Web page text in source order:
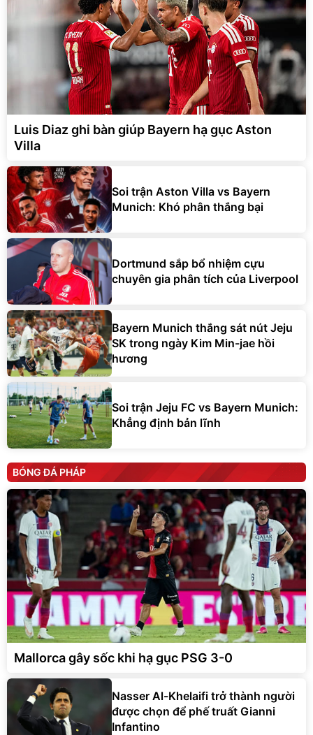
Luis Diaz ghi bàn giúp Bayern hạ gục Aston
Villa
Soi trận Aston Villa vs Bayern
Munich: Khó phân thắng bại
Dortmund sắp bổ nhiệm cựu
chuyên gia phân tích của Liverpool
Bayern Munich thắng sát nút Jeju
SK trong ngày Kim Min-jae hồi
hương
Soi trận Jeju FC vs Bayern Munich:
Khẳng định bản lĩnh
BÓNG ĐÁ PHÁP
Mallorca gây sốc khi hạ gục PSG 3-0
Nasser Al-Khelaifi trở thành người
được chọn để phế truất Gianni
Infantino